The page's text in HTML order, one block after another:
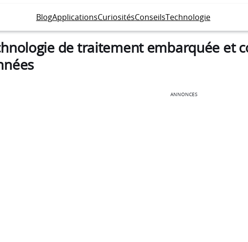
BlogApplicationsCuriositésConseilsTechnologie
de traitement embarquée et
ANNONCES